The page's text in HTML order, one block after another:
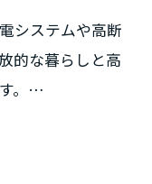
システムや高断
的な暮らしと高
3.3ｍ」の大開